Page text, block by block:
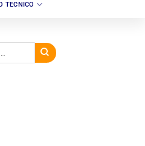
TECNICO